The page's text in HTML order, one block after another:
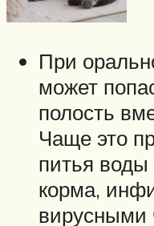
При
может
полость
Чаще это
питья
корма,
вирусными